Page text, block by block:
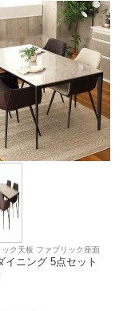
ク天板 ファブリック座面
イニング 5点セット